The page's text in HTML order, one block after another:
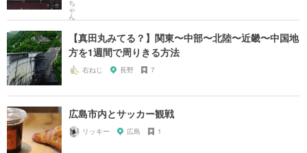
【真田丸みてる？】関東〜中部〜北陸〜近畿〜中国地
方を1週間で周りきる方法
右ねじ 長野 7
広島市内とサッカー観戦
リッキー 広島 1